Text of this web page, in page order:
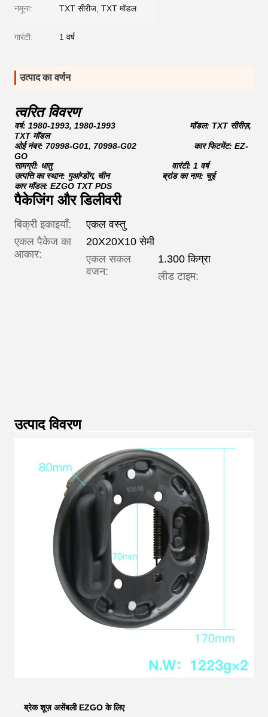
नमूना: TXT सीरीज, TXT मॉडल
गारंटी: 1 वर्ष
उत्पाद का वर्णन
त्वरित विवरण
वर्ष: 1980-1993, 1980-1993 मॉडल: TXT सीरीज़,
TXT मॉडल
ओई नंबर: 70998-G01, 70998-G02 कार फिटमेंट: EZ-
GO
सामग्री: धातु वारंटी: 1 वर्ष
उत्पत्ति का स्थान: गुआंग्डोंग, चीन ब्रांड का नाम: चूई
कार मॉडल: EZGO TXT PDS
पैकेजिंग और डिलीवरी
बिक्री इकाइयाँ:
एकल वस्तु
एकल पैकेज का
आकार:
20X20X10 सेमी
एकल सकल
वजन:
1.300 किग्रा
लीड टाइम:
उत्पाद विवरण
ब्रेक शूज़ असेंबली EZGO के लिए